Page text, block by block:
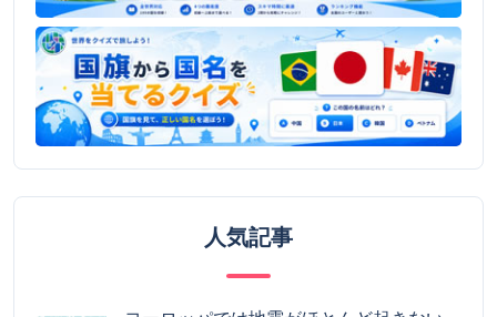
人気記事